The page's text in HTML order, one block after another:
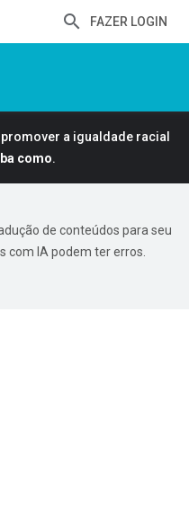
FAZER LOGIN
a igualdade racial
como.
de conteúdos para seu
com IA podem ter erros.